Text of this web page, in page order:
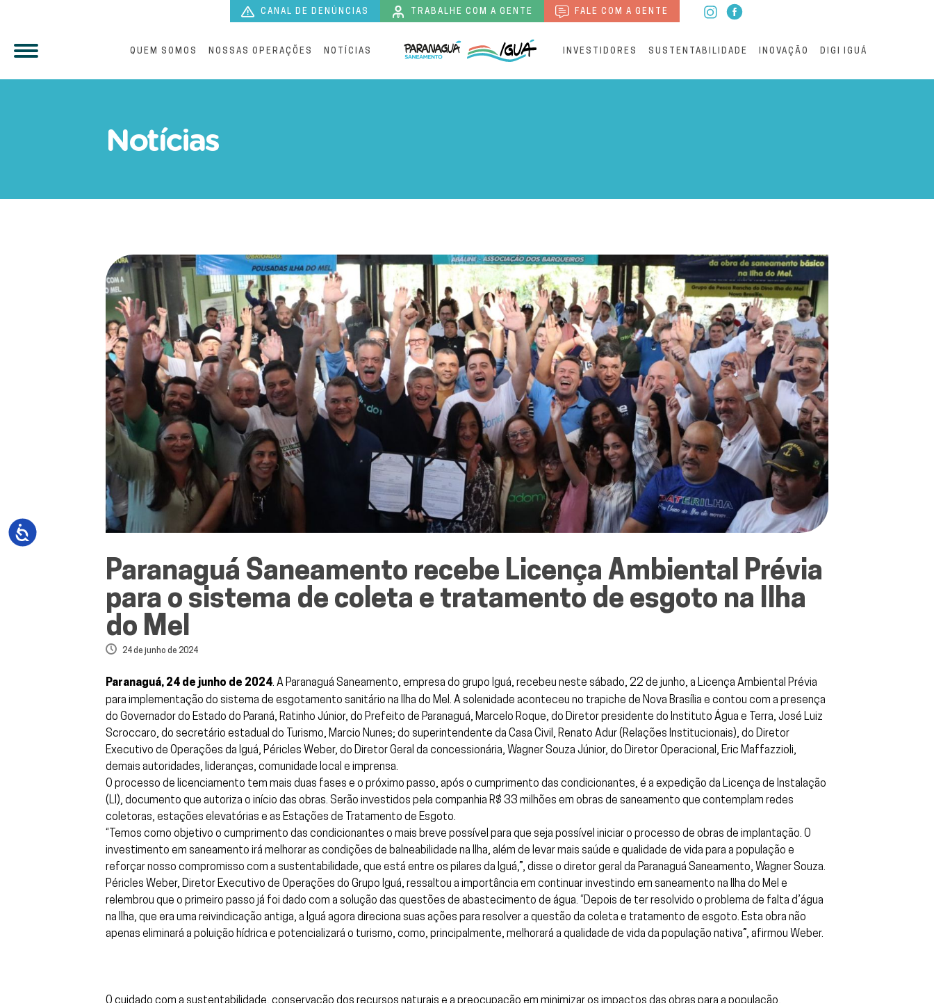
CANAL DE DENÚNCIAS TRABALHE COM A GENTE FALE COM A GENTE
QUEM SOMOS NOSSAS OPERAÇÕES NOTÍCIAS INVESTIDORES SUSTENTABILIDADE INOVAÇÃO DIGI IGUÁ
Notícias
Paranaguá Saneamento recebe Licença Ambiental Prévia
para o sistema de coleta e tratamento de esgoto na Ilha
do Mel
24 de junho de 2024
Paranaguá, 24 de junho de 2024 . A Paranaguá Saneamento, empresa do grupo Iguá, recebeu neste sábado, 22 de junho, a Licença Ambiental Prévia
para implementação do sistema de esgotamento sanitário na Ilha do Mel. A solenidade aconteceu no trapiche de Nova Brasília e contou com a presença
do Governador do Estado do Paraná, Ratinho Júnior, do Prefeito de Paranaguá, Marcelo Roque, do Diretor presidente do Instituto Água e Terra, José Luiz
Scroccaro, do secretário estadual do Turismo, Marcio Nunes; do superintendente da Casa Civil, Renato Adur (Relações Institucionais), do Diretor
Executivo de Operações da Iguá, Péricles Weber, do Diretor Geral da concessionária, Wagner Souza Júnior, do Diretor Operacional, Eric Maffazzioli,
demais autoridades, lideranças, comunidade local e imprensa.
O processo de licenciamento tem mais duas fases e o próximo passo, após o cumprimento das condicionantes, é a expedição da Licença de Instalação
(LI), documento que autoriza o início das obras. Serão investidos pela companhia R$ 33 milhões em obras de saneamento que contemplam redes
coletoras, estações elevatórias e as Estações de Tratamento de Esgoto.
“Temos como objetivo o cumprimento das condicionantes o mais breve possível para que seja possível iniciar o processo de obras de implantação. O
investimento em saneamento irá melhorar as condições de balneabilidade na Ilha, além de levar mais saúde e qualidade de vida para a população e
reforçar nosso compromisso com a sustentabilidade, que está entre os pilares da Iguá,”, disse o diretor geral da Paranaguá Saneamento, Wagner Souza.
Péricles Weber, Diretor Executivo de Operações do Grupo Iguá, ressaltou a importância em continuar investindo em saneamento na Ilha do Mel e
relembrou que o primeiro passo já foi dado com a solução das questões de abastecimento de água. “Depois de ter resolvido o problema de falta d’água
na Ilha, que era uma reivindicação antiga, a Iguá agora direciona suas ações para resolver a questão da coleta e tratamento de esgoto. Esta obra não
apenas eliminará a poluição hídrica e potencializará o turismo, como, principalmente, melhorará a qualidade de vida da população nativa”, afirmou Weber.
O cuidado com a sustentabilidade, conservação dos recursos naturais e a preocupação em minimizar os impactos das obras para a população,